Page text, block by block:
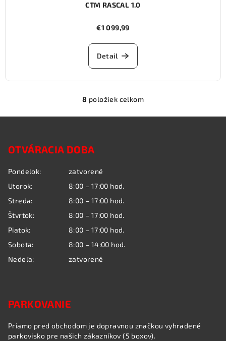
CTM RASCAL 1.0
€1 099,99
Detail
O
v
i
e
r
v
k
u
8 položiek celkom
OTVÁRACIA DOBA
Pondelok:
zatvorené
Utorok:
8:00 – 17:00 hod.
Streda:
8:00 – 17:00 hod.
Štvrtok:
8:00 – 17:00 hod.
Piatok:
8:00 – 17:00 hod.
Sobota:
8:00 – 14:00 hod.
Nedeľa:
zatvorené
PARKOVANIE
Priamo pred obchodom je dopravnou značkou vyhradené
parkovisko pre našich zákazníkov (5 boxov).